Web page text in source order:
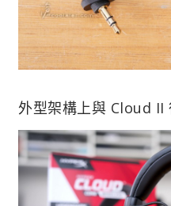
外型架構上與 Cloud II